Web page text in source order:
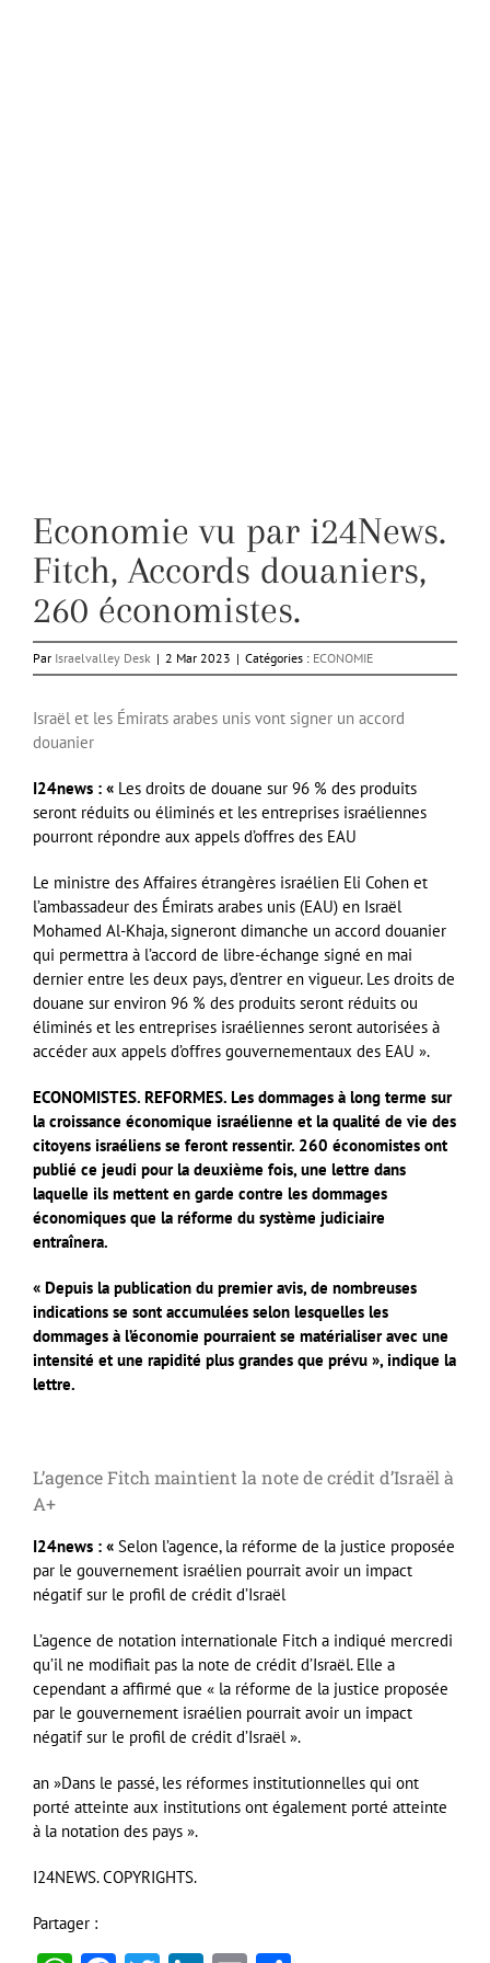
Economie vu par i24News.
Fitch, Accords douaniers,
260 économistes.
Par Israelvalley Desk | 2 Mar 2023 | Catégories : ECONOMIE
Israël et les Émirats arabes unis vont signer un accord
douanier
I24news : « Les droits de douane sur 96 % des produits
seront réduits ou éliminés et les entreprises israéliennes
pourront répondre aux appels d’offres des EAU
Le ministre des Affaires étrangères israélien Eli Cohen et
l’ambassadeur des Émirats arabes unis (EAU) en Israël
Mohamed Al-Khaja, signeront dimanche un accord douanier
qui permettra à l’accord de libre-échange signé en mai
dernier entre les deux pays, d’entrer en vigueur. Les droits de
douane sur environ 96 % des produits seront réduits ou
éliminés et les entreprises israéliennes seront autorisées à
accéder aux appels d’offres gouvernementaux des EAU ».
ECONOMISTES. REFORMES. Les dommages à long terme sur
la croissance économique israélienne et la qualité de vie des
citoyens israéliens se feront ressentir. 260 économistes ont
publié ce jeudi pour la deuxième fois, une lettre dans
laquelle ils mettent en garde contre les dommages
économiques que la réforme du système judiciaire
entraînera.
« Depuis la publication du premier avis, de nombreuses
indications se sont accumulées selon lesquelles les
dommages à l’économie pourraient se matérialiser avec une
intensité et une rapidité plus grandes que prévu », indique la
lettre.
L’agence Fitch maintient la note de crédit d’Israël à
A+
I24news : « Selon l’agence, la réforme de la justice proposée
par le gouvernement israélien pourrait avoir un impact
négatif sur le profil de crédit d’Israël
L’agence de notation internationale Fitch a indiqué mercredi
qu’il ne modifiait pas la note de crédit d’Israël. Elle a
cependant a affirmé que « la réforme de la justice proposée
par le gouvernement israélien pourrait avoir un impact
négatif sur le profil de crédit d’Israël ».
an »Dans le passé, les réformes institutionnelles qui ont
porté atteinte aux institutions ont également porté atteinte
à la notation des pays ».
I24NEWS. COPYRIGHTS.
Partager :